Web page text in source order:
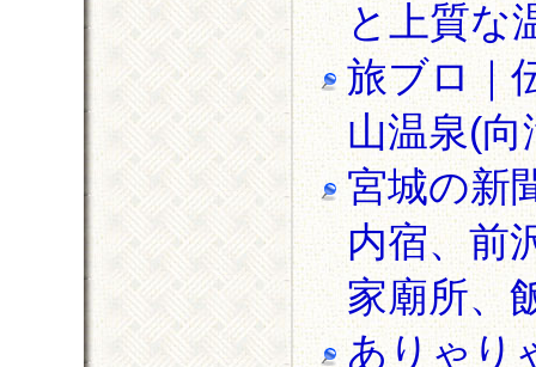
と上質な
旅ブロ｜
山温泉(
宮城の新
内宿、前
家廟所、
ありゃり